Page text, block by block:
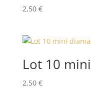
2,50 €
Lot 10
2,50 €